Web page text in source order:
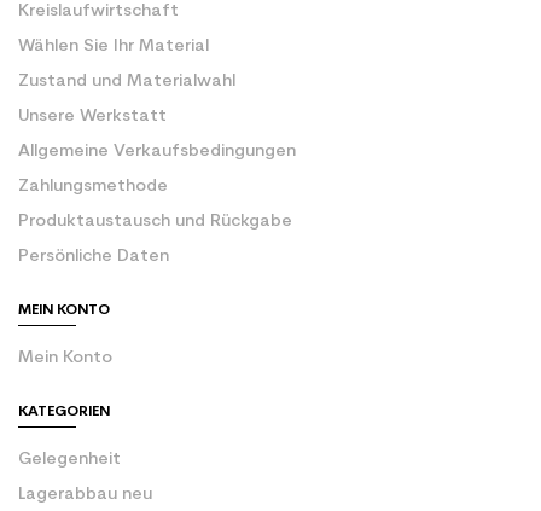
Kreislaufwirtschaft
Wählen Sie Ihr Material
Zustand und Materialwahl
Unsere Werkstatt
Allgemeine Verkaufsbedingungen
Zahlungsmethode
Produktaustausch und Rückgabe
Persönliche Daten
MEIN KONTO
Mein Konto
KATEGORIEN
Gelegenheit
Lagerabbau neu